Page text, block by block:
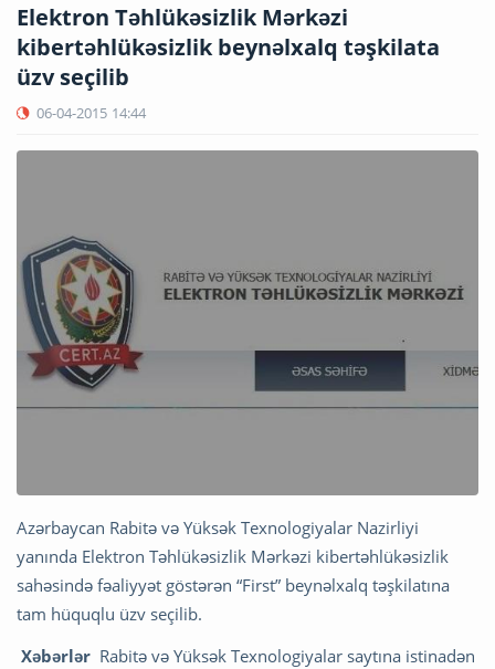
Elektron Təhlükəsizlik Mərkəzi
kibertəhlükəsizlik beynəlxalq təşkilata
üzv seçilib
06-04-2015 14:44
Azərbaycan Rabitə və Yüksək Texnologiyalar Nazirliyi
yanında Elektron Təhlükəsizlik Mərkəzi kibertəhlükəsizlik
sahəsində fəaliyyət göstərən “First” beynəlxalq təşkilatına
tam hüquqlu üzv seçilib.
Xəbərlər Rabitə və Yüksək Texnologiyalar saytına istinadən